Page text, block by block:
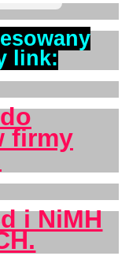
link:
firmy
i NiMH